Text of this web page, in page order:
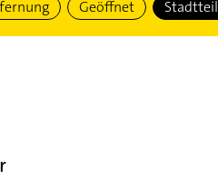
Geöffnet Stadtteil